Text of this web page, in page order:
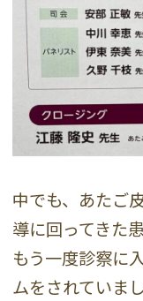
中でも、あたご
導に回ってきた
もう一度診察に
ムをされていまし